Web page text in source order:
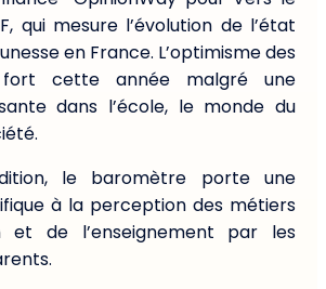
qui mesure l’évolution de l’état
en France. L’optimisme des
cette année malgré une
dans l’école, le monde du
le baromètre porte une
à la perception des métiers
et de l’enseignement par les